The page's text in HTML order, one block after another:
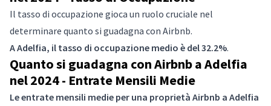
Il tasso di occupazione gioca un ruolo cruciale nel
determinare quanto si guadagna con Airbnb.
A Adelfia, il tasso di occupazione medio è del 32.2%.
Quanto si guadagna con Airbnb a Adelfia
nel 2024 - Entrate Mensili Medie
Le entrate mensili medie per una proprietà Airbnb a Adelfia